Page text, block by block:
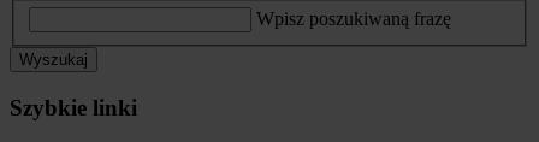
Wpisz poszukiwaną frazę
Wyszukaj
Szybkie linki